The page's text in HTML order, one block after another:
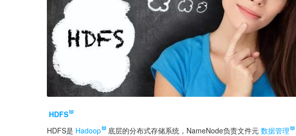
HDFS
HDFS是 Hadoop 底层的分布式存储系统，NameNode负责文件元 数据管理